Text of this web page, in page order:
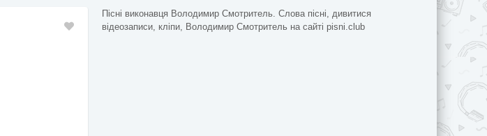
Пісні виконавця Володимир Смотритель. Слова пісні, дивитися
відеозаписи, кліпи, Володимир Смотритель на сайті pisni.club